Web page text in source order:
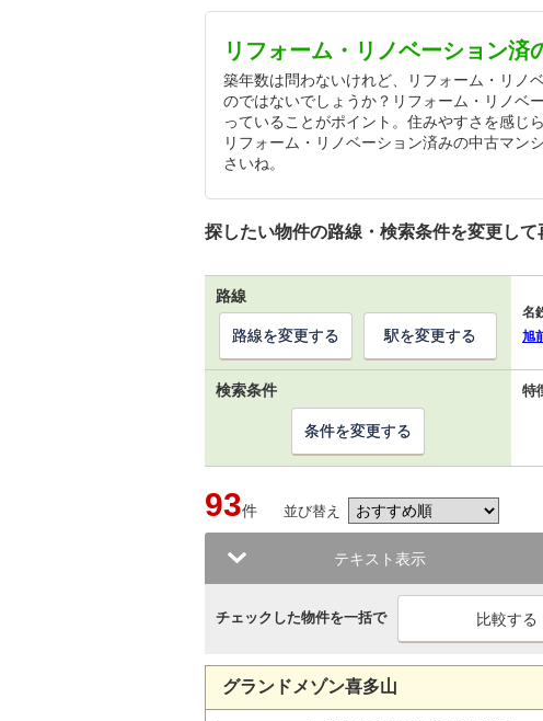
リフォーム・リノベーション済
築年数は問わないけれど、リフォーム・リノ
のではないでしょうか？リフォーム・リノベ
っていることがポイント。住みやすさを感じ
リフォーム・リノベーション済みの中古マン
さいね。
探したい物件の路線・検索条件を変更して
路線
名
旭
路線を変更する 駅を変更する
検索条件 特
条件を変更する
93件 並び替え
テキスト表示
チェックした物件を一括で
グランドメゾン喜多山